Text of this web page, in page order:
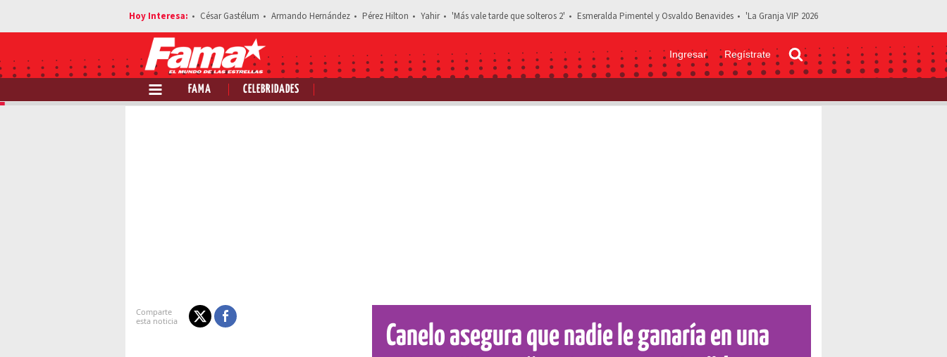
César Gastélum Armando Hernández Pérez Hilton Yahir 'Más vale tarde que solteros 2' Esmeralda Pimentel y Osvaldo Benavides 'La Granja VIP 2026
Ingresar Regístrate
FAMA CELEBRIDADES
Estás leyendo: Canelo asegura que nadie le ganaría en una pelea callejera: “Ponle 10 segundos” | VIDEO
Canelo asegura que nadie le ganaría en una